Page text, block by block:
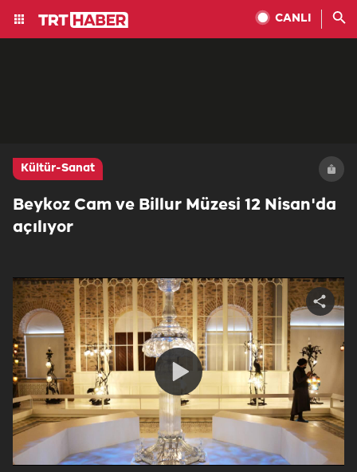
CANLI
Kültür-Sanat
Beykoz Cam ve Billur Müzesi 12 Nisan'da
açılıyor
Play
Video
Share
video